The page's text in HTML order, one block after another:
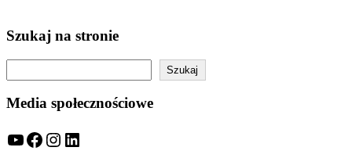
Szukaj na stronie
Szukaj
Media społecznościowe
YouTube
Facebook
Instagram
LinkedIn